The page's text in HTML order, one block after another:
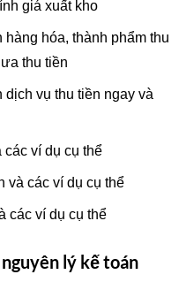
giá xuất kho
hóa, thành phẩm thu
thu tiền
dịch vụ thu tiền ngay và
các ví dụ cụ thể
và các ví dụ cụ thể
các ví dụ cụ thể
lý kế toán